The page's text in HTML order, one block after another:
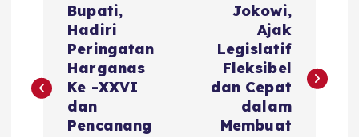
v
Bupati,
Hadiri
Peringatan
Harganas
Ke -XXVI
dan
Pencanang
Jokowi,
Ajak
Legislatif
Fleksibel
dan Cepat
dalam
Membuat